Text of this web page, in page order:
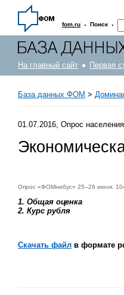
fom.ru · Поиск ·
На главный сайт Первая
База данных ФОМ >
01.07.2016, Опрос населения
Опрос «ФОМнибус» 25–26 июня.
1. Общая оценка
2. Курс рубля
Скачать файл в формате